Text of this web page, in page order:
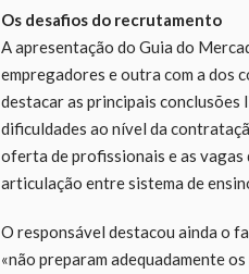
Os desafios do recrutamento
A apresentação do Guia do
empregadores e outra com a dos
destacar as principais conclusões
dificuldades ao nível da
oferta de profissionais e as vagas
articulação entre sistema de
O responsável destacou ainda o
«não preparam adequadamente